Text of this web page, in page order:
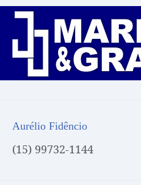
Aurélio Fidêncio
(15) 99732-1144